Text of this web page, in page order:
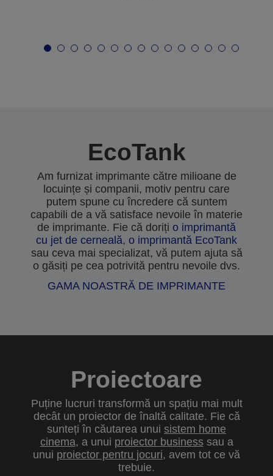
EcoTank
Am furnizat imprimante către milioane de
locuințe și companii, motiv pentru care
putem spune cu încredere că suntem
capabili de a vă satisface nevoile în materie
de imprimante. Fie că doriți o imprimantă
cu jet de cerneală, o imprimantă EcoTank
sau ceva mai specializat, vă putem ajuta să
o găsiți pe cea potrivită pentru nevoile dvs.
GAMA NOASTRĂ DE IMPRIMANTE
Proiectoare
Puține lucruri transformă un spațiu mai mult
decât un proiector de înaltă calitate. Fie că
sunteți în căutarea unui sistem home
cinema, a unui proiector businesssau a
unui proiector pentru jocuri, avem tot ce vă
trebuie.